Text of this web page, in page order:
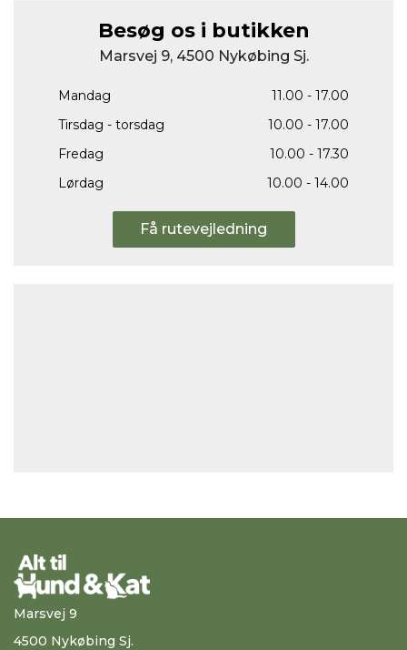
Besøg os i butikken
Marsvej 9, 4500 Nykøbing Sj.
Mandag
11.00 - 17.00
Tirsdag - torsdag
10.00 - 17.00
Fredag
10.00 - 17.30
Lørdag
10.00 - 14.00
Få rutevejledning
Marsvej 9
4500 Nykøbing Sj.